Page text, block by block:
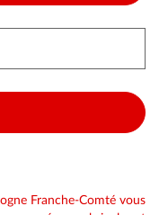
Franche-Comté vous